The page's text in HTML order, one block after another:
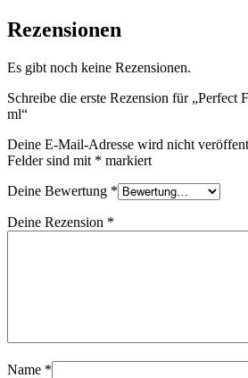
Rezensionen
Es gibt noch keine Rezensionen.
Schreibe die erste Rezension für „Perfect
ml“
Deine E-Mail-Adresse wird nicht
Felder sind mit * markiert
Deine Bewertung *
Deine Rezension *
Name *